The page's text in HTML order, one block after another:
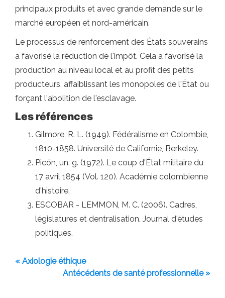
principaux produits et avec grande demande sur le
marché européen et nord-américain.
Le processus de renforcement des États souverains
a favorisé la réduction de l'impôt. Cela a favorisé la
production au niveau local et au profit des petits
producteurs, affaiblissant les monopoles de l'État ou
forçant l'abolition de l'esclavage.
Les références
Gilmore, R. L. (1949). Fédéralisme en Colombie,
1810-1858. Université de Californie, Berkeley.
Picón, un. g. (1972). Le coup d'État militaire du
17 avril 1854 (Vol. 120). Académie colombienne
d'histoire.
ESCOBAR - LEMMON, M. C. (2006). Cadres,
législatures et dentralisation. Journal d'études
politiques.
« Axiologie éthique
Antécédents de santé professionnelle »